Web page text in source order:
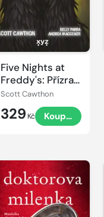
Five Nights at
Freddy's: Přízrak
Blackbird
Scott Cawthon
329 Kč Koupit